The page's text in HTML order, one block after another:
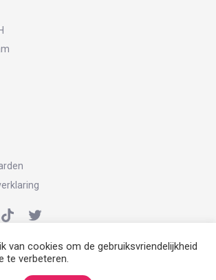
- Onfluence -
van cookies om de gebruiksvriendelijkheid
te verbeteren.